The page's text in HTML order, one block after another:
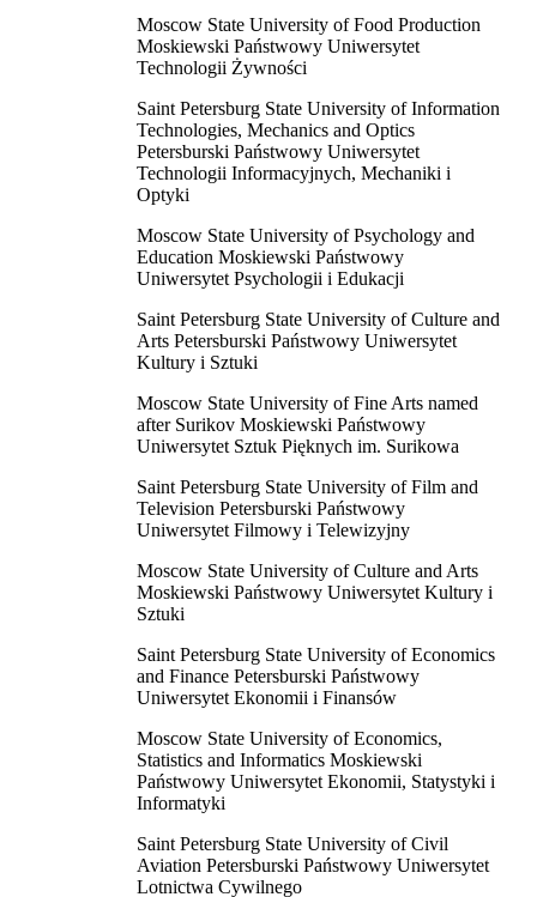
Moscow State University of Food Production
Moskiewski Państwowy Uniwersytet
Technologii Żywności
Saint Petersburg State University of Information
Technologies, Mechanics and Optics
Petersburski Państwowy Uniwersytet
Technologii Informacyjnych, Mechaniki i
Optyki
Moscow State University of Psychology and
Education Moskiewski Państwowy
Uniwersytet Psychologii i Edukacji
Saint Petersburg State University of Culture and
Arts Petersburski Państwowy Uniwersytet
Kultury i Sztuki
Moscow State University of Fine Arts named
after Surikov Moskiewski Państwowy
Uniwersytet Sztuk Pięknych im. Surikowa
Saint Petersburg State University of Film and
Television Petersburski Państwowy
Uniwersytet Filmowy i Telewizyjny
Moscow State University of Culture and Arts
Moskiewski Państwowy Uniwersytet Kultury i
Sztuki
Saint Petersburg State University of Economics
and Finance Petersburski Państwowy
Uniwersytet Ekonomii i Finansów
Moscow State University of Economics,
Statistics and Informatics Moskiewski
Państwowy Uniwersytet Ekonomii, Statystyki i
Informatyki
Saint Petersburg State University of Civil
Aviation Petersburski Państwowy Uniwersytet
Lotnictwa Cywilnego